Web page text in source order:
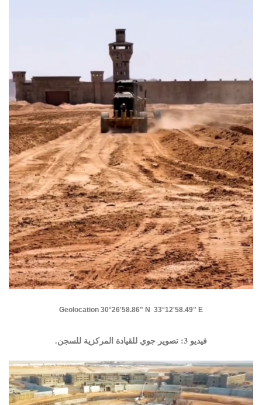
​​​​​​​Geolocation 30°26'58.86" N 33°12'58.49" E​​​​​​​
فيديو 3: تصوير جوي للقيادة المركزية للسجن.